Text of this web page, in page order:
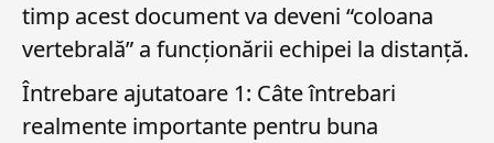
timp acest document va deveni “coloana
vertebrală” a funcționării echipei la distanță.
Întrebare ajutatoare 1: Câte întrebari
realmente importante pentru buna